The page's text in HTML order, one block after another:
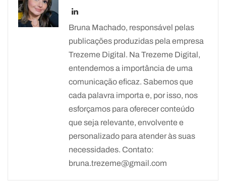
Bruna Machado, responsável pelas
publicações produzidas pela empresa
Trezeme Digital. Na Trezeme Digital,
entendemos a importância de uma
comunicação eficaz. Sabemos que
cada palavra importa e, por isso, nos
esforçamos para oferecer conteúdo
que seja relevante, envolvente e
personalizado para atender às suas
necessidades. Contato:
bruna.trezeme@gmail.com